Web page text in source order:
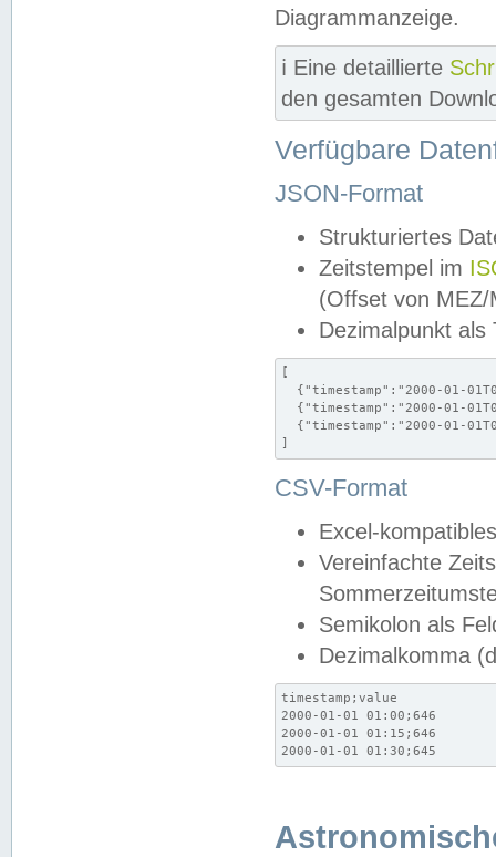
Diagrammanzeige.
ℹ️ Eine detaillierte
den gesamten
Verfügbare
JSON-Format
Strukturiertes
Zeitstempel im
(Offset von MEZ/
Dezimalpunkt als
[
{"timestamp":"2000-01-
{"timestamp":"2000-01-
{"timestamp":"2000-01-
]
CSV-Format
Excel-
Vereinfachte
Semikolon als
Dezimalkomma
timestamp;value
2000-01-01 01:00;646
2000-01-01 01:15;646
2000-01-01 01:30;645